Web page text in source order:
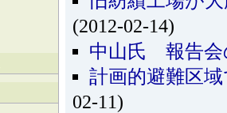
(2012-02-14)
中山氏 報告会
計画的避難区
02-11)